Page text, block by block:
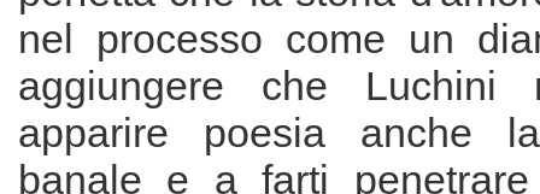
nel processo come un
aggiungere che
apparire poesia anche
banale e a farti